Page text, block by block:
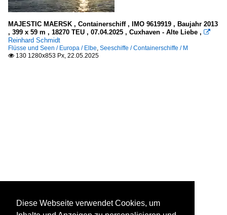
MAJESTIC MAERSK , Containerschiff , IMO 9619919 , Baujahr 2013
, 399 x 59 m , 18270 TEU , 07.04.2025 , Cuxhaven - Alte Liebe , 
Reinhard Schmidt
Flüsse und Seen / Europa / Elbe, Seeschiffe / Containerschiffe / M
 130 1280x853 Px, 22.05.2025
Diese Webseite verwendet Cookies, um